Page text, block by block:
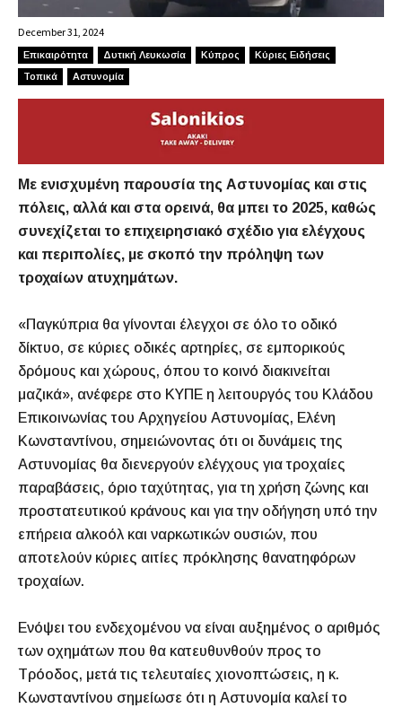
December 31, 2024
Επικαιρότητα Δυτική Λευκωσία Κύπρος
Κύριες Ειδήσεις
Τοπικά
Αστυνομία
Με ενισχυμένη παρουσία της Αστυνομίας και στις
πόλεις, αλλά και στα ορεινά, θα μπει το 2025, καθώς
συνεχίζεται το επιχειρησιακό σχέδιο για ελέγχους
και περιπολίες, με σκοπό την πρόληψη των
τροχαίων ατυχημάτων.
«Παγκύπρια θα γίνονται έλεγχοι σε όλο το οδικό
δίκτυο, σε κύριες οδικές αρτηρίες, σε εμπορικούς
δρόμους και χώρους, όπου το κοινό διακινείται
μαζικά», ανέφερε στο ΚΥΠΕ η λειτουργός του Κλάδου
Επικοινωνίας του Αρχηγείου Αστυνομίας, Ελένη
Κωνσταντίνου, σημειώνοντας ότι οι δυνάμεις της
Αστυνομίας θα διενεργούν ελέγχους για τροχαίες
παραβάσεις, όριο ταχύτητας, για τη χρήση ζώνης και
προστατευτικού κράνους και για την οδήγηση υπό την
επήρεια αλκοόλ και ναρκωτικών ουσιών, που
αποτελούν κύριες αιτίες πρόκλησης θανατηφόρων
τροχαίων.
Ενόψει του ενδεχομένου να είναι αυξημένος ο αριθμός
των οχημάτων που θα κατευθυνθούν προς το
Τρόοδος, μετά τις τελευταίες χιονοπτώσεις, η κ.
Κωνσταντίνου σημείωσε ότι η Αστυνομία καλεί το